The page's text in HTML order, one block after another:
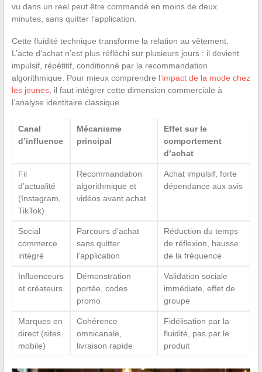
vu dans un reel peut être commandé en moins de deux
minutes, sans quitter l’application.
Cette fluidité technique transforme la relation au vêtement.
L’acte d’achat n’est plus réfléchi sur plusieurs jours : il devient
impulsif, répétitif, conditionné par la recommandation
algorithmique. Pour mieux comprendre l’impact de la mode chez
les jeunes, il faut intégrer cette dimension commerciale à
l’analyse identitaire classique.
Canal
d’influence
Mécanisme
principal
Effet sur le
comportement
d’achat
Fil
d’actualité
(Instagram,
TikTok)
Recommandation
algorithmique et
vidéos avant achat
Achat impulsif, forte
dépendance aux avis
Social
commerce
intégré
Parcours d’achat
sans quitter
l’application
Réduction du temps
de réflexion, hausse
de la fréquence
Influenceurs
et créateurs
Démonstration
portée, codes
promo
Validation sociale
immédiate, effet de
groupe
Marques en
direct (sites
mobile)
Cohérence
omnicanale,
livraison rapide
Fidélisation par la
fluidité, pas par le
produit